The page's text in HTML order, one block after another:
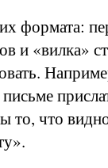
формата:
и «вилка»
то, что